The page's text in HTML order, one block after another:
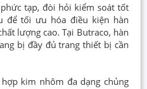
tạp, đòi hỏi kiểm soát tốt
để tối ưu hóa điều kiện hàn
lượng cao. Tại Butraco, hàn
bị đầy đủ trang thiết bị cần
kim nhôm đa dạng chủng